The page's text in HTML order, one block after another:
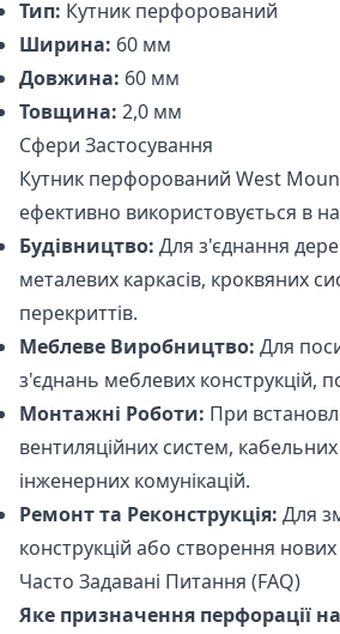
Тип: Кутник перфорований
Ширина: 60 мм
Довжина: 60 мм
Товщина: 2,0 мм
Сфери Застосування
Кутник перфорований West
ефективно використовується в
Будівництво: Для з'єднання
металевих каркасів, кроквяних
перекриттів.
Меблеве Виробництво: Для
з'єднань меблевих конструкцій,
Монтажні Роботи: При
вентиляційних систем, кабельних
інженерних комунікацій.
Ремонт та Реконструкція: Для
конструкцій або створення
Часто Задавані Питання (FAQ)
Яке призначення перфорації